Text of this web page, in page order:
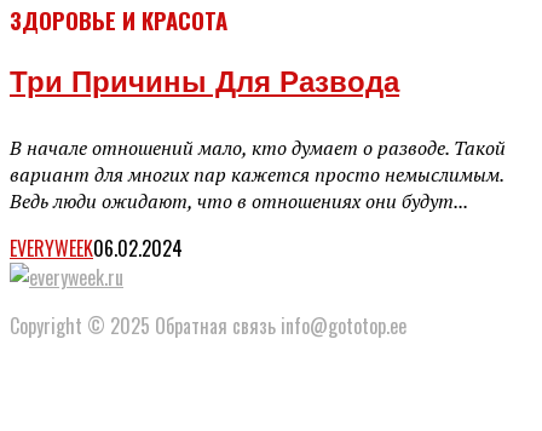
ЗДОРОВЬЕ И КРАСОТА
Три Причины Для Развода
В начале отношений мало, кто думает о разводе. Такой
вариант для многих пар кажется просто немыслимым.
Ведь люди ожидают, что в отношениях они будут...
EVERYWEEK06.02.2024
Copyright © 2025 Обратная связь info@gototop.ee